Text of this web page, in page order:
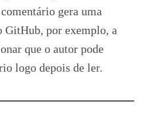
gera uma
GitHub, por exemplo, a
que o autor pode
logo depois de ler.